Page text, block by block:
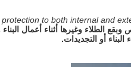
to both internal and
الطلاء وغيرها أثناء أعمال البناء
أو التجديدات.